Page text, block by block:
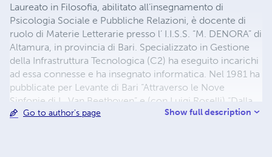
Laureato in Filosofia, abilitato all’insegnamento di
Psicologia Sociale e Pubbliche Relazioni, è docente di
ruolo di Materie Letterarie presso l’ I.I.S.S. “M. DENORA” di
Altamura, in provincia di Bari. Specializzato in Gestione
della Infrastruttura Tecnologica (C2) ha eseguito incarichi
ad essa connesse e ha insegnato informatica. Nel 1981 ha
pubblicate per Levante di Bari “Attraverso le Nove
Sinfonie di L. Van Beethoven” e (con Luigi Roselli) “Dalla
fabbrica al sociale: le 150 ore in terra di Bari ed Oristano”,
Go to author's page Show full description